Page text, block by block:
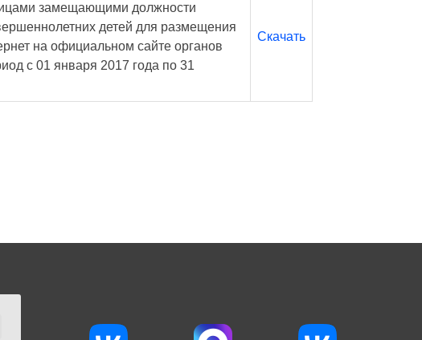
замещающими должности
детей для размещения
на официальном сайте органов
с 01 января 2017 года по 31
Скачать